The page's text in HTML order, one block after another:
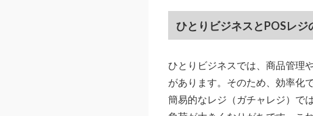
ひとりビジネスとPOSレジ
ひとりビジネスでは、商品管理
があります。そのため、効率化
簡易的なレジ（ガチャレジ）で